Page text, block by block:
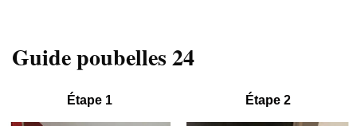
Guide poubelles 24
Étape 1 Étape 2